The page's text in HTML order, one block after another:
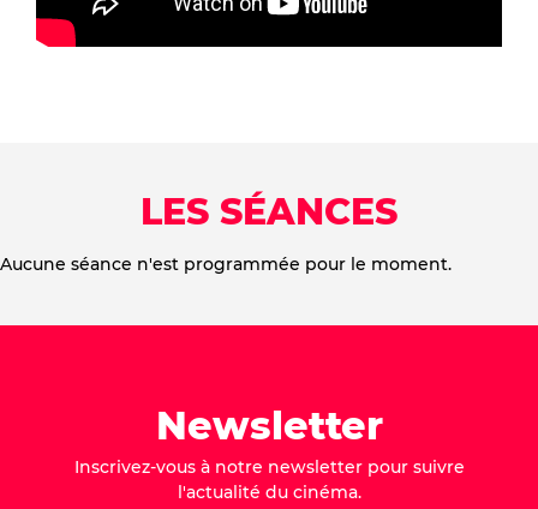
LES SÉANCES
Aucune séance n'est programmée pour le moment.
Newsletter
Inscrivez-vous à notre newsletter pour suivre
l'actualité du cinéma.